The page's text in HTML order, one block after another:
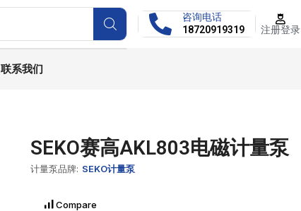
咨询电话
18720919319
注册登录
联系我们
SEKO赛高AKL803电磁计量泵
计量泵品牌: SEKO计量泵
Compare